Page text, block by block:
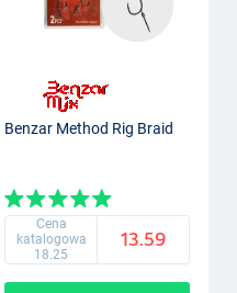
Benzar Method Rig Braid
Cena
katalogowa
18.25
13.59